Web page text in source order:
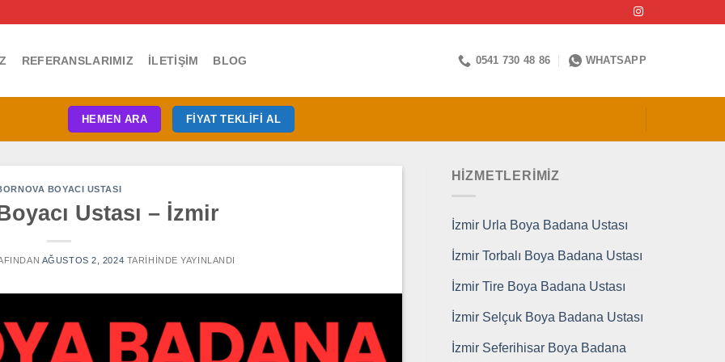
REFERANSLARIMIZ İLETIŞIM BLOG 0541 730 48 86 WHATSAPP
HEMEN ARA FIYAT TEKLIFI AL
BOYACI USTASI
Ustası – İzmir
AĞUSTOS 2, 2024 TARIHINDE YAYINLANDI
HİZMETLERİMİZ
İzmir Urla Boya Badana Ustası
İzmir Torbalı Boya Badana Ustası
İzmir Tire Boya Badana Ustası
İzmir Selçuk Boya Badana Ustası
İzmir Seferihisar Boya Badana